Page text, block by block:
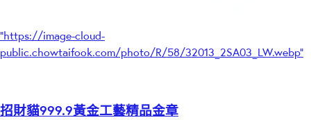
"https://image-cloud-
public.chowtaifook.com/photo/R/58/32013_2SA03_LW.webp"
招財貓999.9黃金工藝精品金章